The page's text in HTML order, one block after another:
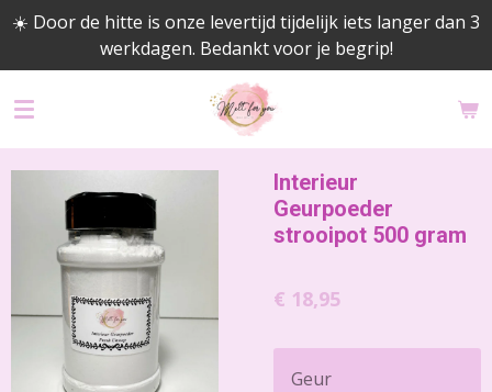
Ga
naar
de
☀️ Door de hitte is onze levertijd tijdelijk iets langer dan 3
werkdagen. Bedankt voor je begrip!
Interieur
Geurpoeder
strooipot 500 gram
€ 18,95
Geur